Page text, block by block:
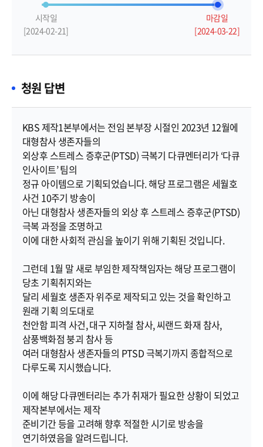
시작일
[2024-02-21]
마감일
[2024-03-22]
청원 답변
KBS 제작1본부에서는 전임 본부장 시절인 2023년 12월에
대형참사 생존자들의
외상후 스트레스 증후군(PTSD) 극복기 다큐멘터리가 ‘다큐
인사이트’ 팀의
정규 아이템으로 기획되었습니다. 해당 프로그램은 세월호
사건 10주기 방송이
아닌 대형참사 생존자들의 외상 후 스트레스 증후군(PTSD)
극복 과정을 조명하고
이에 대한 사회적 관심을 높이기 위해 기획된 것입니다.
그런데 1월 말 새로 부임한 제작책임자는 해당 프로그램이
당초 기획취지와는
달리 세월호 생존자 위주로 제작되고 있는 것을 확인하고
원래 기획 의도대로
천안함 피격 사건, 대구 지하철 참사, 씨랜드 화재 참사,
삼풍백화점 붕괴 참사 등
여러 대형참사 생존자들의 PTSD 극복기까지 종합적으로
다루도록 지시했습니다.
이에 해당 다큐멘터리는 추가 취재가 필요한 상황이 되었고
제작본부에서는 제작
준비기간 등을 고려해 향후 적절한 시기로 방송을
연기하였음을 알려드립니다.